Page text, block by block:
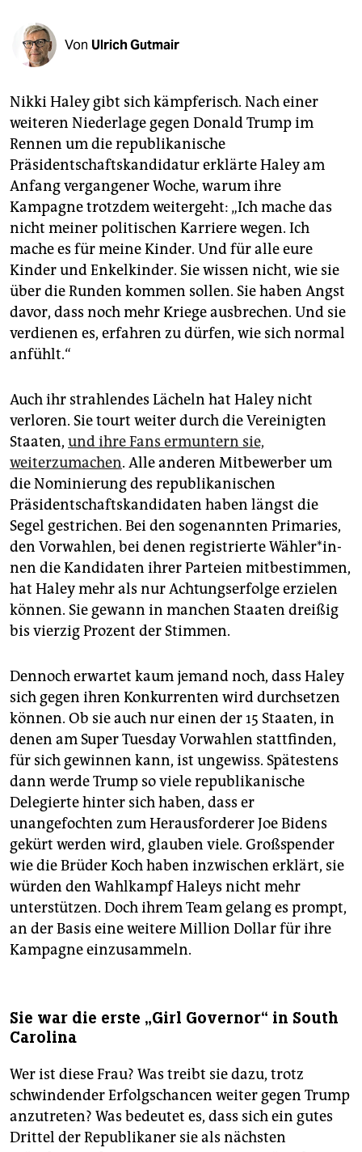
shop
fragen & hilfe
unterstützen
abo
genossenschaft
epaper login
Von Ulrich Gutmair
Nikki Haley gibt sich kämpferisch. Nach einer
weiteren Niederlage gegen Donald Trump im
Rennen um die republikanische
Präsidentschaftskandidatur erklärte Haley am
Anfang vergangener Woche, warum ihre
Kampagne trotzdem weitergeht: „Ich mache das
nicht meiner politischen Karriere wegen. Ich
mache es für meine Kinder. Und für alle eure
Kinder und Enkelkinder. Sie wissen nicht, wie sie
über die Runden kommen sollen. Sie haben Angst
davor, dass noch mehr Kriege ausbrechen. Und sie
verdienen es, ­erfahren zu dürfen, wie sich normal
anfühlt.“
Auch ihr strahlendes Lächeln hat Haley nicht
verloren. Sie tourt weiter durch die Vereinigten
Staaten, und ihre Fans ermuntern sie,
weiterzumachen. Alle anderen Mitbewerber um
die Nominierung des republikanischen
Präsidentschaftskandidaten haben längst die
Segel gestrichen. Bei den sogenannten Primaries,
den Vorwahlen, bei denen registrierte Wäh­le­r*in­
nen die Kandidaten ihrer Parteien mitbestimmen,
hat Haley mehr als nur Achtungs­erfolge erzielen
können. Sie gewann in manchen Staaten dreißig
bis vierzig Prozent der Stimmen.
Dennoch erwartet kaum jemand noch, dass Haley
sich gegen ihren Konkurrenten wird durchsetzen
können. Ob sie auch nur einen der 15 Staaten, in
denen am Super Tuesday Vorwahlen stattfinden,
für sich gewinnen kann, ist ungewiss. Spätestens
dann werde Trump so viele republikanische
Delegierte hinter sich haben, dass er
unangefochten zum Herausforderer Joe Bidens
gekürt werden wird, glauben viele. Großspender
wie die Brüder Koch haben inzwischen erklärt, sie
würden den Wahlkampf Haleys nicht mehr
unterstützen. Doch ihrem Team gelang es prompt,
an der Basis eine weitere ­Million Dollar für ihre
Kampagne einzusammeln.
Sie war die erste „Girl Governor“ in South
Carolina
Wer ist diese Frau? Was treibt sie dazu, trotz
schwindender Erfolgschancen weiter gegen Trump
anzutreten? Was bedeutet es, dass sich ein gutes
Drittel der Republikaner sie als nächsten